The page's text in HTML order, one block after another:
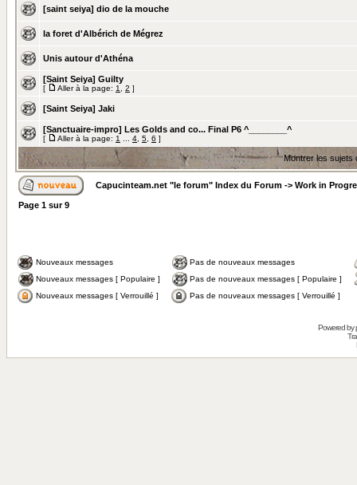
[saint seiya] dio de la mouche
la foret d'Albérich de Mégrez
Unis autour d'Athéna
[Saint Seiya] Guilty
[ Aller à la page: 1 2 ]
[Saint Seiya] Jaki
[Sanctuaire-impro] Les Golds and co... Final P6 ^________^
[ Aller à la page: 1 4 5 6 ]
Montrer les sujets
Capucinteam.net "le forum" Index du Forum -> Work in
Page 1 sur9
Nouveaux messages
Pas de nouveaux messages
Nouveaux messages [ Populaire ]
Pas de nouveaux messages [ Populaire ]
Nouveaux messages [ Verrouillé ]
Pas de nouveaux messages [ Verrouillé ]
Powered by